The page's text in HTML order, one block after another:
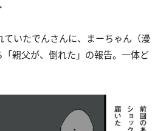
ていたでんさんに、まーちゃん（漫
親父が、倒れた」の報告。一体ど